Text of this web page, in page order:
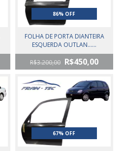
86% OFF
FOLHA DE PORTA DIANTEIRA
ESQUERDA OUTLAN......
R$3.200,00 R$450,00
67% OFF